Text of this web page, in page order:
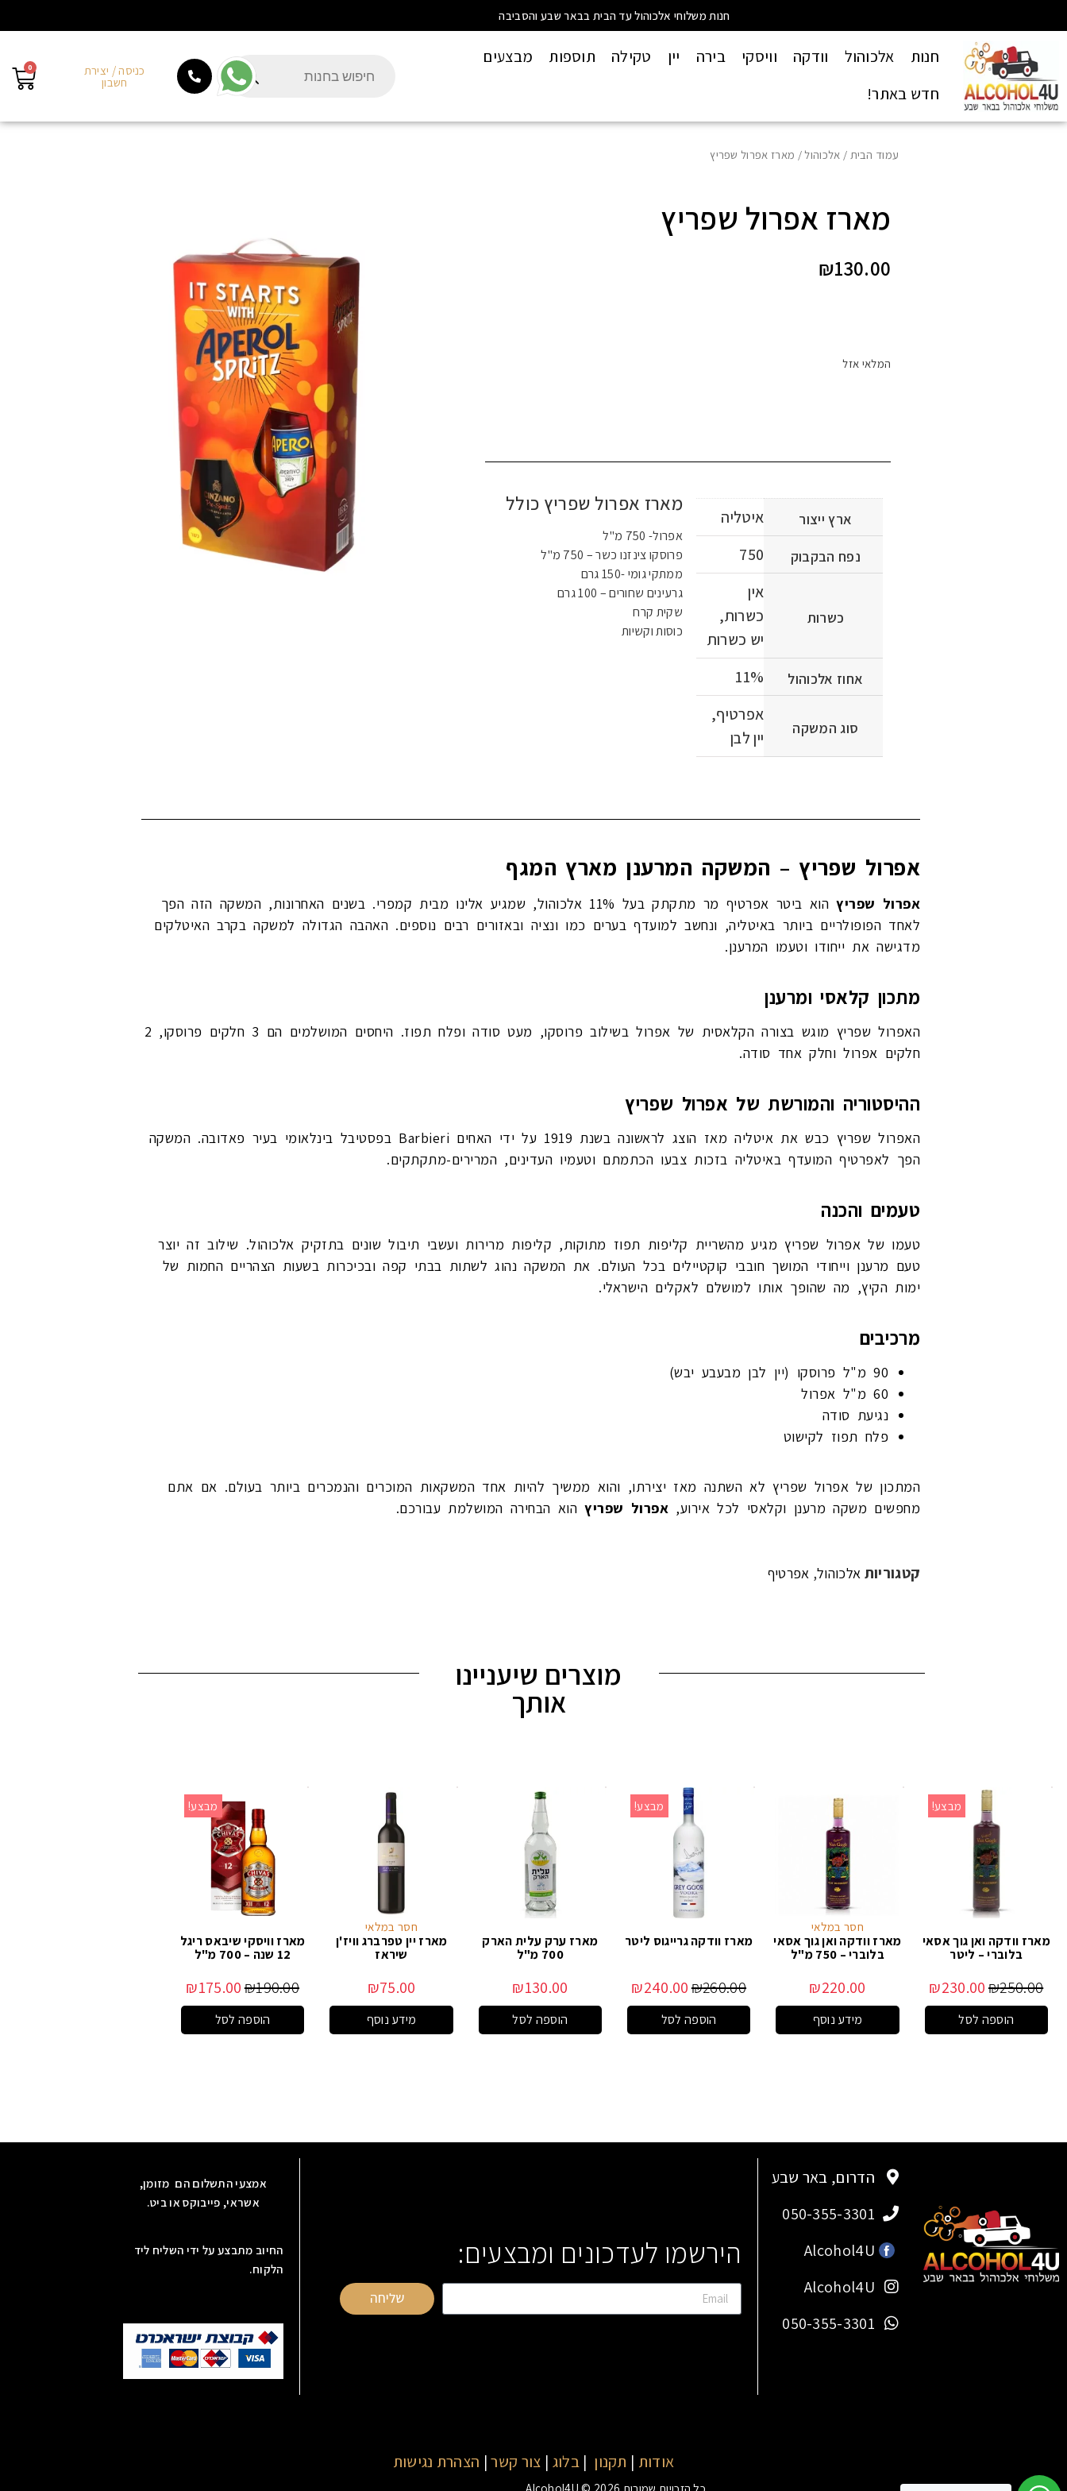
חנות משלוחי אלכוהול עד הבית בבאר שבע והסביבה
חנות אלכוהול וודקה וויסקי בירה יין טקילה תוספות
מבצעים
חדש באתר!
כניסה / יצירת
חשבון
0
עמוד הבית / אלכוהול/ מארז אפרול שפריץ
מארז אפרול שפריץ
₪130.00
המלאי אזל
ארץ ייצור איטליה
נפח הבקבוק 750
כשרות
אין
כשרות,
יש כשרות
אחוז אלכוהול 11%
סוג המשקה
אפרטיף,
יין לבן
מארז אפרול שפריץ כולל
אפרול- 750 מ"ל
פרוסקו צינזנו כשר – 750 מ"ל
ממתקי גומי -150 גרם
גרעינים שחורים – 100 גרם
שקית קרח
כוסות וקשיות
אפרול שפריץ – המשקה המרענן מארץ המגף
אפרול שפריץ
הוא ביטר אפרטיף מר מתקתק בעל 11% אלכוהול, שמגיע אלינו מבית קמפרי. בשנים האחרונות, המשקה הזה הפך
לאחד הפופולריים ביותר באיטליה, ונחשב למועדף בערים כמו ונציה ובאזורים רבים נוספים. האהבה הגדולה למשקה בקרב האיטלקים
מדגישה את ייחודו וטעמו המרענן.
מתכון קלאסי ומרענן
האפרול שפריץ מוגש בצורה הקלאסית של אפרול בשילוב פרוסקו, מעט סודה ופלח תפוז. היחסים המושלמים הם 3 חלקים פרוסקו, 2
חלקים אפרול וחלק אחד סודה.
ההיסטוריה והמורשת של אפרול שפריץ
האפרול שפריץ כבש את איטליה מאז הוצג לראשונה בשנת 1919 על ידי האחים Barbieri בפסטיבל בינלאומי בעיר פאדובה. המשקה
הפך לאפרטיף המועדף באיטליה בזכות צבעו הכתמתם וטעמיו העדינים, המרירים-מתקתקים.
טעמים והכנה
טעמו של אפרול שפריץ מגיע מהשריית קליפות תפוז מתוקות, קליפות מרירות ועשבי תיבול שונים בתזקיק אלכוהול. שילוב זה יוצר
טעם מרענן וייחודי המושך חובבי קוקטיילים בכל העולם. את המשקה נהוג לשתות בבתי קפה ובכיכרות בשעות הצהריים החמות של
ימות הקיץ, מה שהופך אותו למושלם לאקלים הישראלי.
מרכיבים
90 מ"ל פרוסקו (יין לבן מבעבע יבש)
60 מ"ל אפרול
נגיעת סודה
פלח תפוז לקישוט
המתכון של אפרול שפריץ לא השתנה מאז יצירתו, והוא ממשיך להיות אחד המשקאות המוכרים והנמכרים ביותר בעולם. אם אתם
מחפשים משקה מרענן וקלאסי לכל אירוע, אפרול שפריץהוא הבחירה המושלמת עבורכם.
קטגוריות אלכוהול, אפרטיף
מוצרים שיעניינו
אותך
מבצע!
מארז וודקה ואן גוך אסאי
בלוברי – ליטר
₪250.00
₪230.00
הוספה לסל
חסר במלאי
מארז וודקה ואן גוך אסאי
בלוברי – 750 מ"ל
₪220.00
מידע נוסף
מבצע!
מארז וודקה גרייגוס ליטר
₪260.00
₪240.00
הוספה לסל
מארז ערק עלית הארק
700 מ"ל
₪130.00
הוספה לסל
חסר במלאי
מארז יין טפרברג וויז'ן
שיראז
₪75.00
מידע נוסף
מבצע!
מארז וויסקי שיבאס ריגל
12 שנה – 700 מ"ל
₪190.00
₪175.00
הוספה לסל
הדרום, באר שבע
050-355-3301
Alcohol4U
Alcohol4U
050-355-3301
הירשמו לעדכונים ומבצעים:
שליחה
אמצעי התשלום הם מזומן,
אשראי, פייבוקס או ביט.
החיוב מתבצע על ידי השליח ליד
הלקוח.
אודות | תקנון |בלוג | צור קשר | הצהרת נגישות
כל הזכויות שמורות Alcohol4U © 2026